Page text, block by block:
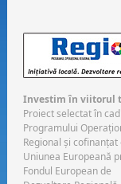
Investim în viitorul
Proiect selectat în
Programului
Regional şi cofinanţat
Uniunea Europeană
Fondul European de